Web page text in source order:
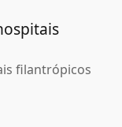
filantrópicos